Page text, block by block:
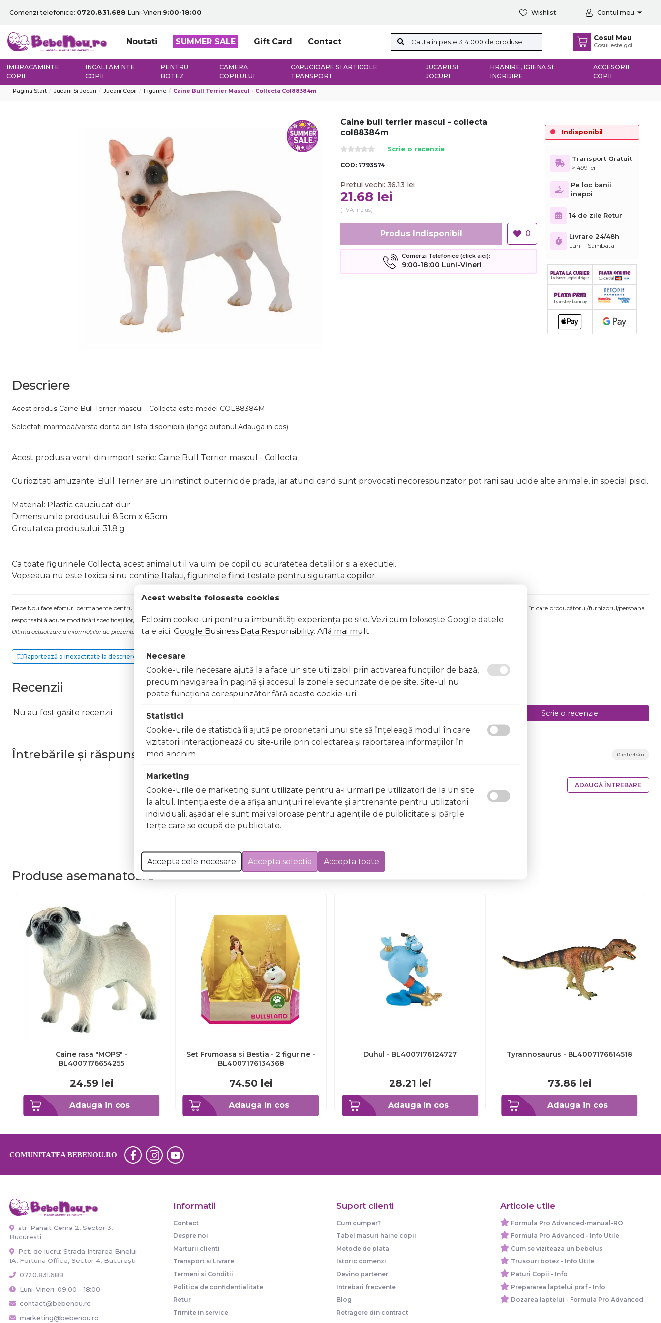
Comenzi telefonice: 0720.831.688 Luni-Vineri 9:00-18:00 Wishlist Contul meu
Noutati SUMMER SALE Gift Card Contact Cosul Meu
Cosul este gol
IMBRACAMINTE
COPII
INCALTAMINTE
COPII
PENTRU
BOTEZ
CAMERA
COPILULUI
CARUCIOARE SI ARTICOLE
TRANSPORT
JUCARII SI
JOCURI
HRANIRE, IGIENA SI
INGRIJIRE
ACCESORII
COPII
Pagina Start Jucarii Si Jocuri Jucarii Copii Figurine Caine Bull Terrier Mascul - Collecta Col88384m
Caine bull terrier mascul - collecta
col88384m
Scrie o recenzie
COD: 7793574
Pretul vechi: 36.13 lei
21.68 lei
(TVA inclus)
Produs Indisponibil 0
Comenzi Telefonice (click aici):
9:00-18:00 Luni-Vineri
Indisponibil
Transport Gratuit
> 499 lei
Pe loc banii
inapoi
14 de zile Retur
Livrare 24/48h
Luni – Sambata
Descriere
Acest produs Caine Bull Terrier mascul - Collecta este model COL88384M
Selectati marimea/varsta dorita din lista disponibila (langa butonul Adauga in cos).
Acest produs a venit din import serie: Caine Bull Terrier mascul - Collecta
Curiozitati amuzante: Bull Terrier are un instinct puternic de prada, iar atunci cand sunt provocati necorespunzator pot rani sau ucide alte animale, in special pisici.
Material: Plastic cauciucat dur
Dimensiunile produsului: 8.5cm x 6.5cm
Greutatea produsului: 31.8 g
Ca toate figurinele Collecta, acest animalut il va uimi pe copil cu acuratetea detaliilor si a executiei.
Vopseaua nu este toxica si nu contine ftalati, figurinele fiind testate pentru siguranta copiilor.
Bebe Nou face eforturi permanente pentru a păstra informațiile actualizate. Excepții pentru care informațiile prezentate pot fi diferite față de cele ale produsului comandat pot fi acelea în care producătorul/furnizorul/persoana
responsabilă aduce modificări specificațiilor/etichetei acestuia, fără a ne informa în prealabil. În cazul apariției unor diferențe, prevalează informația de pe etichetele produsului fizic.
Ultima actualizare a informațiilor de prezentare pentru Caine bull terrier mascul - collecta col88384m a fost efectuată la data de 12.02.2026
Raportează o inexactitate la descriere
Recenzii
Nu au fost găsite recenzii Scrie o recenzie
Întrebările și răspunsurile clienților 0 întrebări
ADAUGĂ ÎNTREBARE
Produse asemanatoare
Adauga in cos
Caine rasa "MOPS" -
BL4007176654255
24.59 lei
Adauga in cos
Set Frumoasa si Bestia - 2 figurine -
BL4007176134368
74.50 lei
Adauga in cos
Duhul - BL4007176124727
28.21 lei
Adauga in cos
Tyrannosaurus - BL4007176614518
73.86 lei
COMUNITATEA BEBENOU.RO
str. Panait Cerna 2, Sector 3,
Bucuresti
Pct. de lucru: Strada Intrarea Binelui
1A, Fortuna Office, Sector 4, București
0720.831.688
Luni-Vineri: 09:00 - 18:00
contact@bebenou.ro
marketing@bebenou.ro
Informaţii
Contact
Despre noi
Marturii clienti
Transport si Livrare
Termeni si Conditii
Politica de confidentialitate
Retur
Trimite in service
Suport clienti
Cum cumpar?
Tabel masuri haine copii
Metode de plata
Istoric comenzi
Devino partener
Intrebari frecvente
Blog
Retragere din contract
Articole utile
Formula Pro Advanced-manual-RO
Formula Pro Advanced - Info Utile
Cum se viziteaza un bebelus
Trusouri botez - Info Utile
Paturi Copii - Info
Prepararea laptelui praf - Info
Dozarea laptelui - Formula Pro Advanced
Acest website foloseste cookies
Folosim cookie-uri pentru a îmbunătăți experiența pe site. Vezi cum folosește Google datele
tale aici: Google Business Data Responsibility. Află mai mult
Necesare
Cookie-urile necesare ajută la a face un site utilizabil prin activarea funcţiilor de bază,
precum navigarea în pagină şi accesul la zonele securizate de pe site. Site-ul nu
poate funcţiona corespunzător fără aceste cookie-uri.
Statistici
Cookie-urile de statistică îi ajută pe proprietarii unui site să înţeleagă modul în care
vizitatorii interacţionează cu site-urile prin colectarea şi raportarea informaţiilor în
mod anonim.
Marketing
Cookie-urile de marketing sunt utilizate pentru a-i urmări pe utilizatori de la un site
la altul. Intenţia este de a afişa anunţuri relevante şi antrenante pentru utilizatorii
individuali, aşadar ele sunt mai valoroase pentru agenţiile de puiblicitate şi părţile
terţe care se ocupă de publicitate.
Accepta cele necesare Accepta selectia Accepta toate